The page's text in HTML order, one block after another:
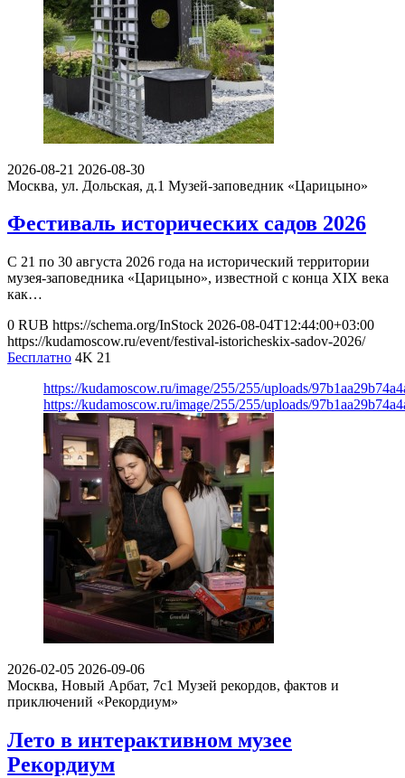
2026-08-21 2026-08-30
Москва, ул. Дольская, д.1 Музей-заповедник «Царицыно»
Фестиваль исторических садов 2026
С 21 по 30 августа 2026 года на исторический территории
музея-заповедника «Царицыно», известной с конца XIX века
как…
0 RUB https://schema.org/InStock 2026-08-04T12:44:00+03:00
https://kudamoscow.ru/event/festival-istoricheskix-sadov-2026/
Бесплатно 4K 21
https://kudamoscow.ru/image/255/255/uploads/
https://kudamoscow.ru/image/255/255/uploads/
2026-02-05 2026-09-06
Москва, Новый Арбат, 7с1 Музей рекордов, фактов и
приключений «Рекордиум»
Лето в интерактивном музее
Рекордиум